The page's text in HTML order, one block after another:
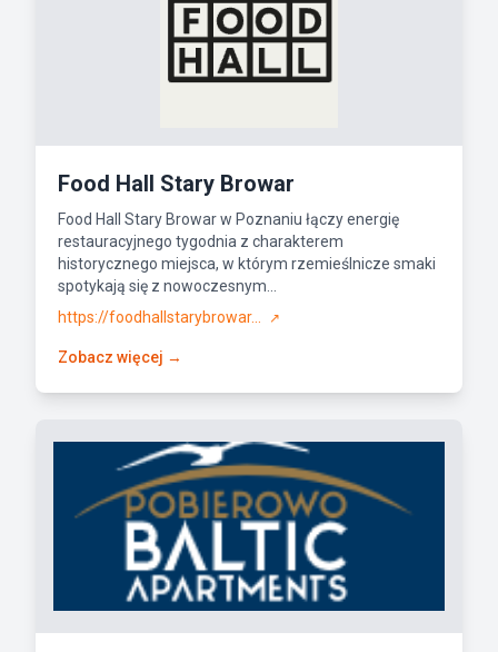
Food Hall Stary Browar
Food Hall Stary Browar w Poznaniu łączy energię
restauracyjnego tygodnia z charakterem
historycznego miejsca, w którym rzemieślnicze smaki
spotykają się z nowoczesnym...
https://foodhallstarybrowar...
↗
Zobacz więcej →